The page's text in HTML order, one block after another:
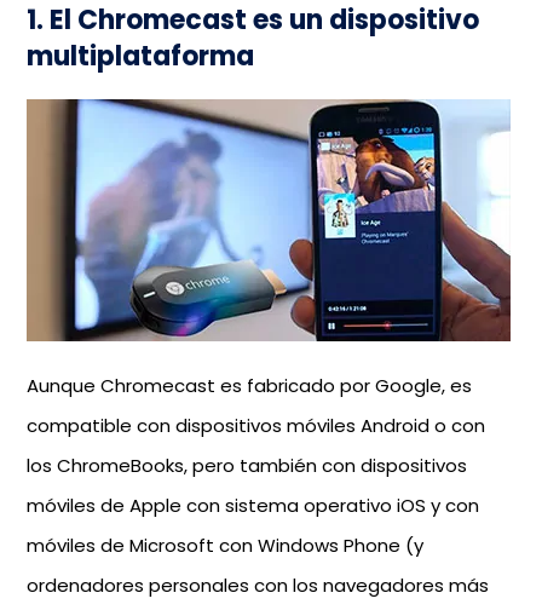
1. El Chromecast es un dispositivo
multiplataforma
Aunque Chromecast es fabricado por Google, es
compatible con dispositivos móviles Android o con
los ChromeBooks, pero también con dispositivos
móviles de Apple con sistema operativo iOS y con
móviles de Microsoft con Windows Phone (y
ordenadores personales con los navegadores más